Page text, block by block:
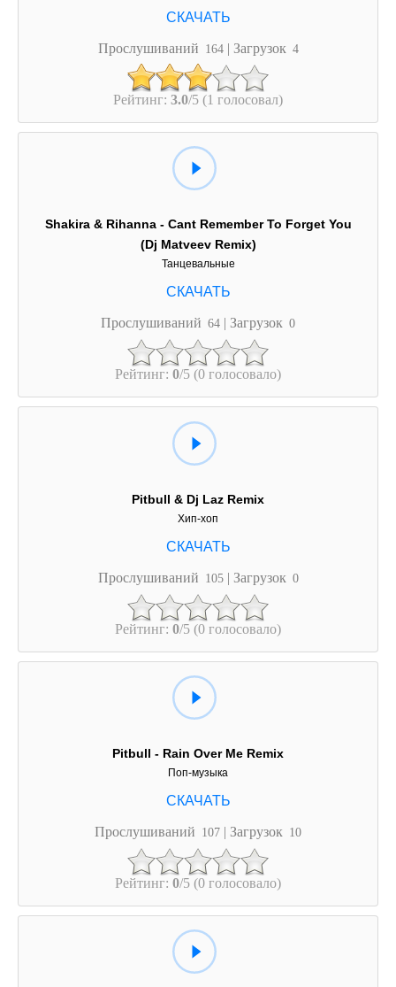
Прослушиваний 164 | Загрузок 4
Рейтинг: 3.0/5 (1 голосовал)
Shakira & Rihanna - Cant Remember To Forget You
(Dj Matveev Remix)
Танцевальные
Прослушиваний 64 | Загрузок 0
Рейтинг: 0/5 (0 голосовало)
Pitbull & Dj Laz Remix
Хип-хоп
Прослушиваний 105 | Загрузок 0
Рейтинг: 0/5 (0 голосовало)
Pitbull - Rain Over Me Remix
Поп-музыка
Прослушиваний 107 | Загрузок 10
Рейтинг: 0/5 (0 голосовало)